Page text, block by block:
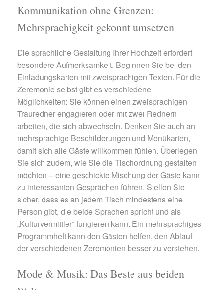
Kommunikation ohne Grenzen:
Mehrsprachigkeit gekonnt umsetzen
Die sprachliche Gestaltung Ihrer Hochzeit erfordert
besondere Aufmerksamkeit. Beginnen Sie bei den
Einladungskarten mit zweisprachigen Texten. Für die
Zeremonie selbst gibt es verschiedene
Möglichkeiten: Sie können einen zweisprachigen
Trauredner engagieren oder mit zwei Rednern
arbeiten, die sich abwechseln. Denken Sie auch an
mehrsprachige Beschilderungen und Menükarten,
damit sich alle Gäste willkommen fühlen. Überlegen
Sie sich zudem, wie Sie die Tischordnung gestalten
möchten – eine geschickte Mischung der Gäste kann
zu interessanten Gesprächen führen. Stellen Sie
sicher, dass es an jedem Tisch mindestens eine
Person gibt, die beide Sprachen spricht und als
„Kulturvermittler“ fungieren kann. Ein mehrsprachiges
Programmheft kann den Gästen helfen, den Ablauf
der verschiedenen Zeremonien besser zu verstehen.
Mode & Musik: Das Beste aus beiden